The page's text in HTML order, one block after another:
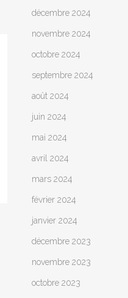
décembre 2024
novembre 2024
octobre 2024
septembre 2024
août 2024
juin 2024
mai 2024
avril 2024
mars 2024
février 2024
janvier 2024
décembre 2023
novembre 2023
octobre 2023